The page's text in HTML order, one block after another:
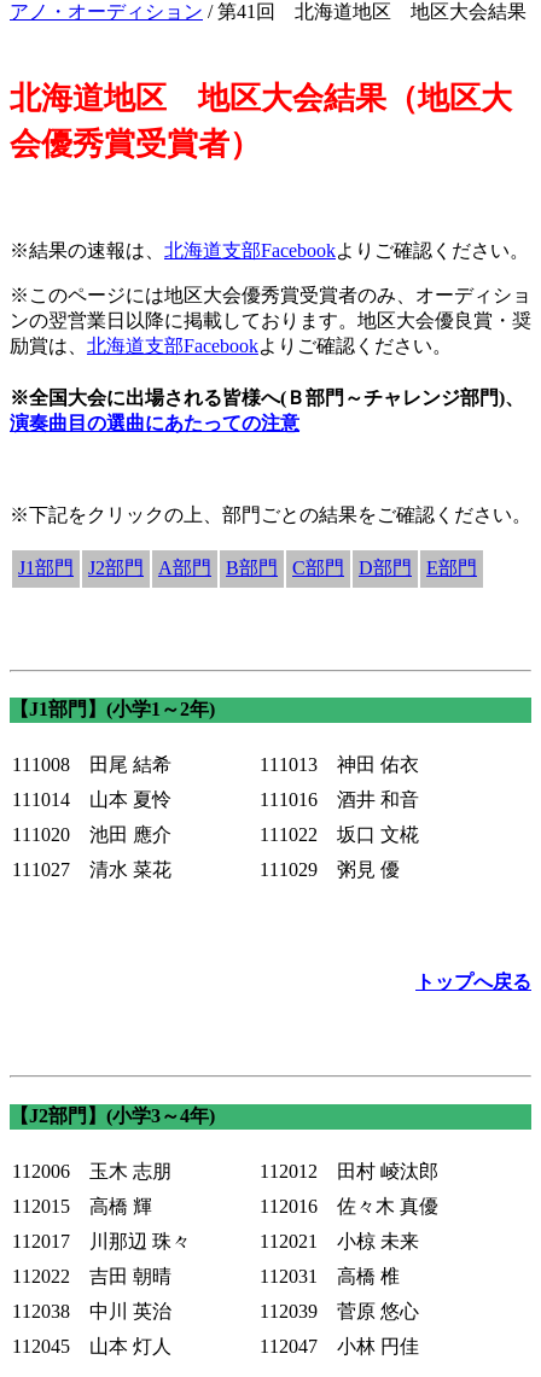
アノ・オーディション / 第41回 北海道地区 地区大会結果
北海道地区 地区大会結果（地区大
会優秀賞受賞者）
※結果の速報は、 北海道支部Facebookよりご確認ください。
※このページには地区大会優秀賞受賞者のみ、オーディショ
ンの翌営業日以降に掲載しております。地区大会優良賞・奨
励賞は、 北海道支部Facebookよりご確認ください。
※全国大会に出場される皆様へ(Ｂ部門～チャレンジ部門)、
演奏曲目の選曲にあたっての注意
※下記をクリックの上、部門ごとの結果をご確認ください。
J1部門 J2部門 A部門 B部門 C部門 D部門 E部門
【J1部門】(小学1～2年)
111008 田尾 結希
111013 神田 佑衣
111014 山本 夏怜
111016 酒井 和音
111020 池田 應介
111022 坂口 文椛
111027 清水 菜花
111029 粥見 優
トップへ戻る
【J2部門】(小学3～4年)
112006 玉木 志朋
112012 田村 崚汰郎
112015 高橋 輝
112016 佐々木 真優
112017 川那辺 珠々
112021 小椋 未来
112022 吉田 朝晴
112031 高橋 椎
112038 中川 英治
112039 菅原 悠心
112045 山本 灯人
112047 小林 円佳